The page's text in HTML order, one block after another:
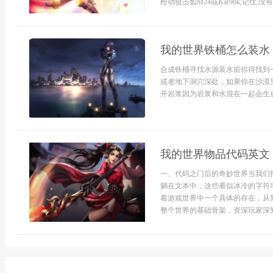
栓动狙击如M24或Kar98k,记住,没
我的世界铁桶怎么装
合成铁桶寻找水源装水前你得找
或者地下洞穴深处，如果你在沙
开岩浆因为岩浆和水混在一起会生
我的世界物品代码英
一、代码之门后的奇妙世界当我们
躺在文本中，这些看似冰冷的字
着游戏世界中一个具体的存在，从
整个世界的基础骨架，资深玩家深